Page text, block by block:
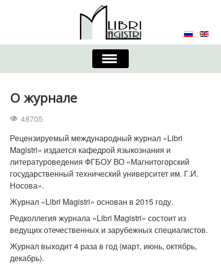
Включить/
выключить
навигацию
Порядок приема и публикации
Издательская этика
Учредители
Список авторов
Устав
О журнале
48705
Рецензируемый международный журнал «Libri
Magistri» издается кафедрой языкознания и
литературоведения ФГБОУ ВО «Магнитогорский
государственный технический университет им. Г.И.
Носова».
Журнал «Libri Magistri» основан в 2015 году.
Редколлегия журнала «Libri Magistri» состоит из
ведущих отечественных и зарубежных специалистов.
Журнал выходит 4 раза в год (март, июнь, октябрь,
декабрь).